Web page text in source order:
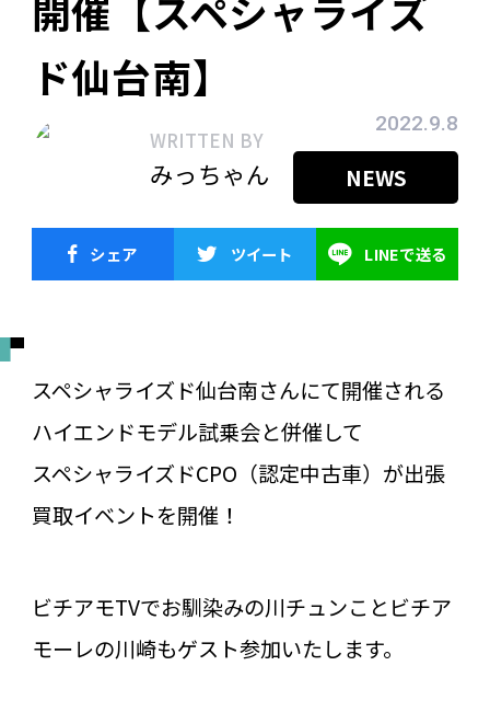
ド仙台南】
WRITTEN BY
みっちゃん
2022.9.8
NEWS
シェア ツイート LINEで送る
スペシャライズド仙台南さんにて開催される
ハイエンドモデル試乗会と併催して
スペシャライズドCPO（認定中古車）が出張
買取イベントを開催！
ビチアモTVでお馴染みの川チュンことビチア
モーレの川崎もゲスト参加いたします。